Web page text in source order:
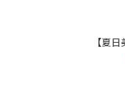
【夏